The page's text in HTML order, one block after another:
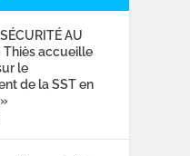
AU
Thiès accueille
le
de la SST en